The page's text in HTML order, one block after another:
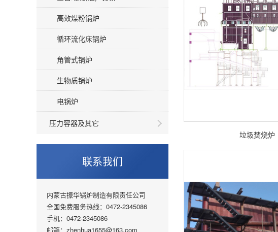
高效煤粉锅炉
循环流化床锅炉
角管式锅炉
生物质锅炉
电锅炉
压力容器及其它
联系我们
内蒙古振华锅炉制造有限责任公司
全国免费服务热线：0472-2345086
手机：0472-2345086
邮箱：zhenhua1655@163.com
垃圾焚烧炉